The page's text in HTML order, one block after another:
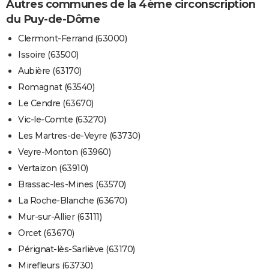
Autres communes de la 4ème circonscription
du Puy-de-Dôme
Clermont-Ferrand (63000)
Issoire (63500)
Aubière (63170)
Romagnat (63540)
Le Cendre (63670)
Vic-le-Comte (63270)
Les Martres-de-Veyre (63730)
Veyre-Monton (63960)
Vertaizon (63910)
Brassac-les-Mines (63570)
La Roche-Blanche (63670)
Mur-sur-Allier (63111)
Orcet (63670)
Pérignat-lès-Sarliève (63170)
Mirefleurs (63730)